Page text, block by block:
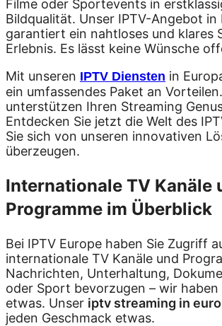
Filme oder Sportevents in
Bildqualität. Unser IPTV-Angebot in
garantiert ein nahtloses und klares
Erlebnis. Es lässt keine Wünsche
Mit unseren IPTV Diensten in
ein umfassendes Paket an
unterstützen Ihren Streaming
Entdecken Sie jetzt die Welt des
Sie sich von unseren innovativen
überzeugen.
Internationale TV Kanäle
Programme im Überblick
Bei IPTV Europe haben Sie Zugriff
internationale TV Kanäle und
Nachrichten, Unterhaltung,
oder Sport bevorzugen – wir haben
etwas. Unser iptv streaming in
jeden Geschmack etwas.